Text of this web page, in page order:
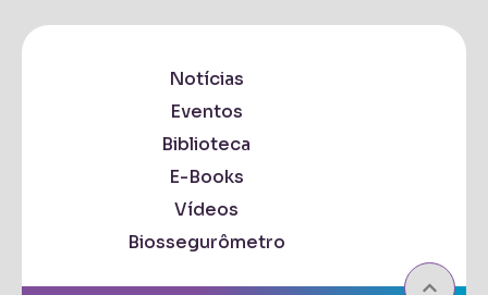
Notícias
Eventos
Biblioteca
E-Books
Vídeos
Biossegurômetro